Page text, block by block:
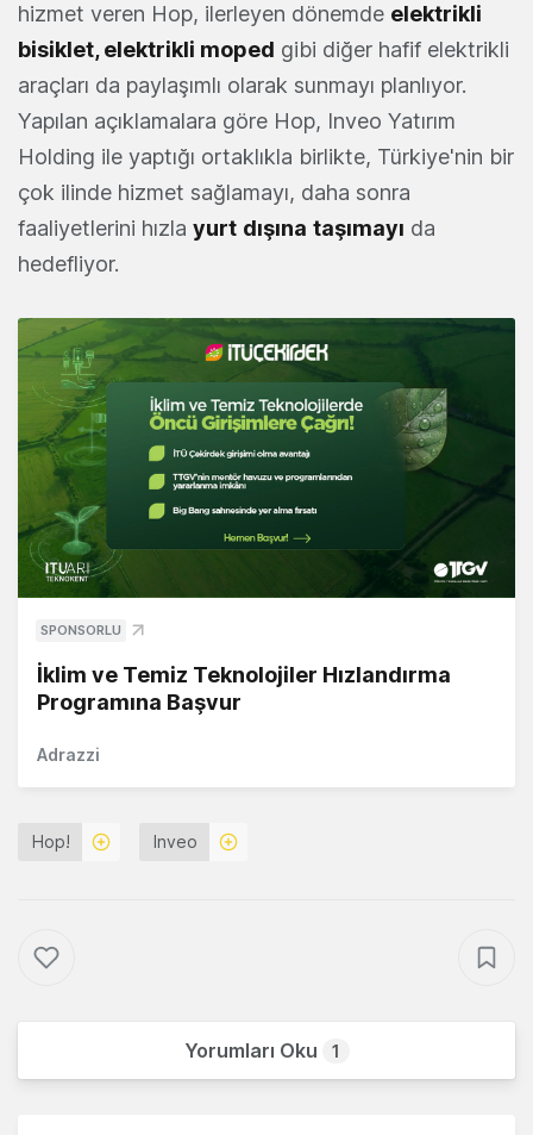
hizmet veren Hop, ilerleyen dönemde elektrikli
bisiklet, elektrikli moped gibi diğer hafif elektrikli
araçları da paylaşımlı olarak sunmayı planlıyor.
Yapılan açıklamalara göre Hop, Inveo Yatırım
Holding ile yaptığı ortaklıkla birlikte, Türkiye'nin bir
çok ilinde hizmet sağlamayı, daha sonra
faaliyetlerini hızla yurt dışına taşımayı da
hedefliyor.
SPONSORLU
İklim ve Temiz Teknolojiler Hızlandırma
Programına Başvur
Adrazzi
Hop! Inveo
Yorumları Oku 1